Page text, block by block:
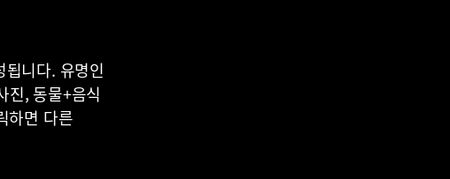
니다. 유명인
진, 동물+음식
하면 다른